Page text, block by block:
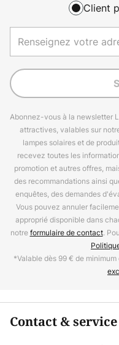
Client
Abonnez-vous à la newsletter
attractives, valables sur
lampes solaires et de
recevez toutes les
promotion et autres offres,
des recommandations ainsi
enquêtes, des demandes
Vous pouvez annuler
approprié disponible dans
notreformulaire de contact.
*Valable dès 99 € de
Contact & service